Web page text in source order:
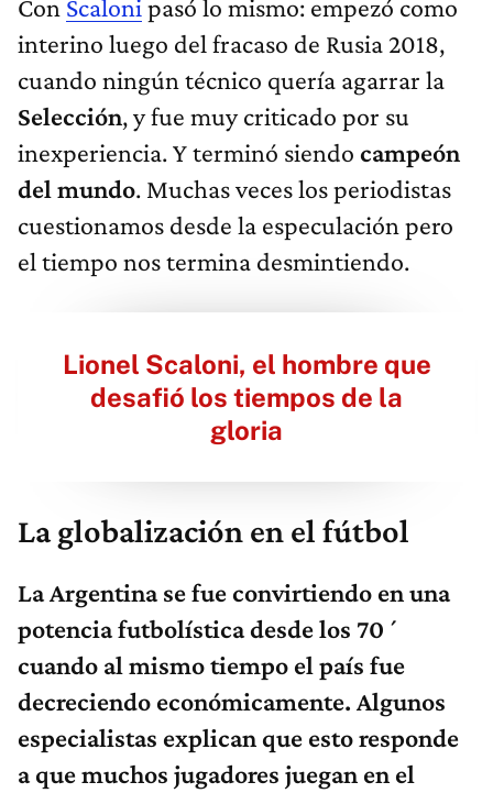
Con Scaloni pasó lo mismo: empezó como
interino luego del fracaso de Rusia 2018,
cuando ningún técnico quería agarrar la
Selección, y fue muy criticado por su
inexperiencia. Y terminó siendo campeón
del mundo. Muchas veces los periodistas
cuestionamos desde la especulación pero
el tiempo nos termina desmintiendo.
Lionel Scaloni, el hombre que
desafió los tiempos de la
gloria
La globalización en el fútbol
La Argentina se fue convirtiendo en una
potencia futbolística desde los 70´
cuando al mismo tiempo el país fue
decreciendo económicamente. Algunos
especialistas explican que esto responde
a que muchos jugadores juegan en el